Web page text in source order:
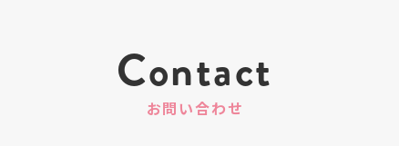
Contact
お問い合わせ